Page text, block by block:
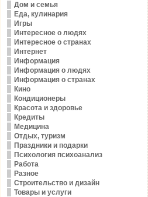
Дом и семья
Еда, кулинария
Игры
Интересное о людях
Интересное о странах
Интернет
Информация
Информация о людях
Информация о странах
Кино
Кондиционеры
Красота и здоровье
Кредиты
Медицина
Отдых, туризм
Праздники и подарки
Психология психоанализ
Работа
Разное
Строительство и дизайн
Товары и услуги